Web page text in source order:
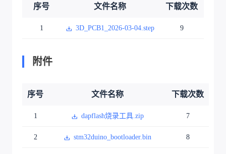
序号 文件名称 下载次数
1 3D_PCB1_2026-03-04.step 9
附件
序号 文件名称 下载次数
1 dapflash烧录工具.zip 7
2 stm32duino_bootloader.bin 8